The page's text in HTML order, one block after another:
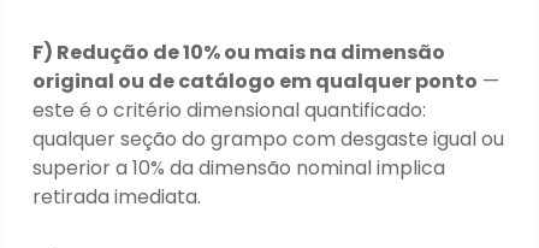
F) Redução de 10% ou mais na dimensão
original ou de catálogo em qualquer ponto —
este é o critério dimensional quantificado:
qualquer seção do grampo com desgaste igual ou
superior a 10% da dimensão nominal implica
retirada imediata.